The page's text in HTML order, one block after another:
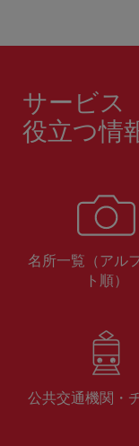
サービス
役立つ情
名所一覧（アル
ト順）
公共交通機関・